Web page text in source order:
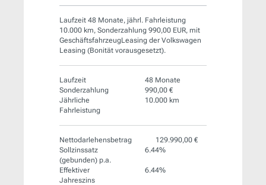
Laufzeit 48 Monate, jährl. Fahrleistung
10.000 km, Sonderzahlung 990,00 EUR, mit
GeschäftsfahrzeugLeasing der Volkswagen
Leasing (Bonität vorausgesetzt).
Laufzeit
48 Monate
Sonderzahlung
990,00 €
Jährliche
Fahrleistung
10.000 km
Nettodarlehensbetrag
129.990,00 €
Sollzinssatz
(gebunden) p.a.
6.44%
Effektiver
Jahreszins
6.44%